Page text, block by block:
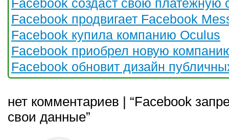
Facebook создаст свою платежную
Facebook продвигает Facebook
Facebook купила компанию Oculus
Facebook приобрел новую
Facebook обновит дизайн
нет комментариев | “Facebook
свои данные”